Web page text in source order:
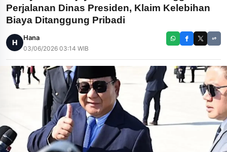
Perjalanan Dinas Presiden, Klaim Kelebihan
Biaya Ditanggung Pribadi
H
Hana
03/06/2026 03:14 WIB